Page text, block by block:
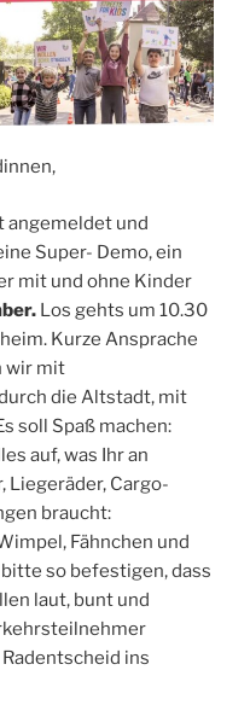
angemeldet und
Super- Demo, ein
mit und ohne Kinder
Los gehts um 10.30
Kurze Ansprache
wir mit
die Altstadt, mit
soll Spaß machen:
auf, was Ihr an
Liegeräder, Cargo-
braucht:
Fähnchen und
so befestigen, dass
laut, bunt und
ins